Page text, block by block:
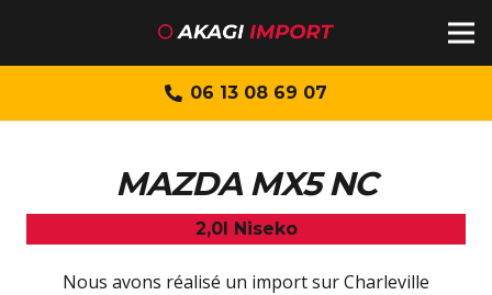
06 13 08 69 07
MAZDA MX5 NC
2,0l Niseko
Nous avons réalisé un import sur Charleville